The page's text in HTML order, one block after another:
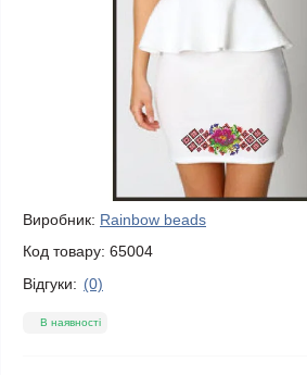
Виробник: Rainbow beads
Код товару: 65004
Відгуки: (0)
В наявності